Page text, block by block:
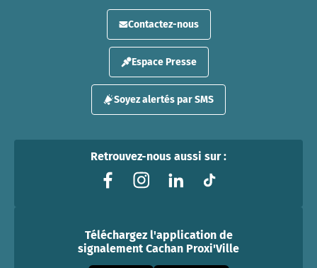
Contactez-nous
Espace Presse
Soyez alertés par SMS
Retrouvez-nous aussi sur :
Téléchargez l'application de
signalement Cachan Proxi'Ville